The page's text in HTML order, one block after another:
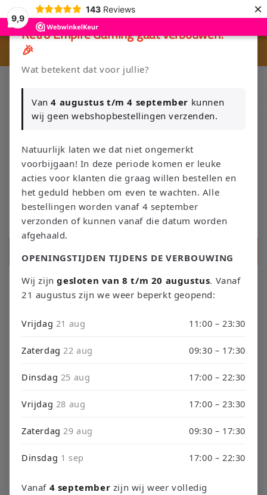
9,9
143 Reviews ×
Meteen
naar de
content
Klik Hier en Verkoop je Game of TCG collectie aan Retro Empire
Nieuw: zoek je Magic-deck automatisch op in onze voorraad.
Winkelwagen
Xbox One Controller
Filteren en sorteren 0 producten
Geen producten gevonden
Retro Empire Gaming gaat verbouwen!
🎉
Wat betekent dat voor jullie?
Van4 augustus t/m 4 september kunnen
wij geen webshopbestellingen verzenden.
Natuurlijk laten we dat niet ongemerkt
voorbijgaan! In deze periode komen er leuke
acties voor klanten die graag willen bestellen en
het geduld hebben om even te wachten. Alle
bestellingen worden vanaf 4 september
verzonden of kunnen vanaf die datum worden
afgehaald.
OPENINGSTIJDEN TIJDENS DE VERBOUWING
Wij zijngesloten van 8 t/m 20 augustus. Vanaf
21 augustus zijn we weer beperkt geopend:
Vrijdag 21 aug 11:00 – 23:30
Zaterdag22 aug 09:30 – 17:30
Dinsdag 25 aug 17:00 – 22:30
Vrijdag 28 aug 17:00 – 23:30
Zaterdag29 aug 09:30 – 17:30
Dinsdag 1 sep 17:00 – 22:30
Vanaf 4 september zijn wij weer volledig